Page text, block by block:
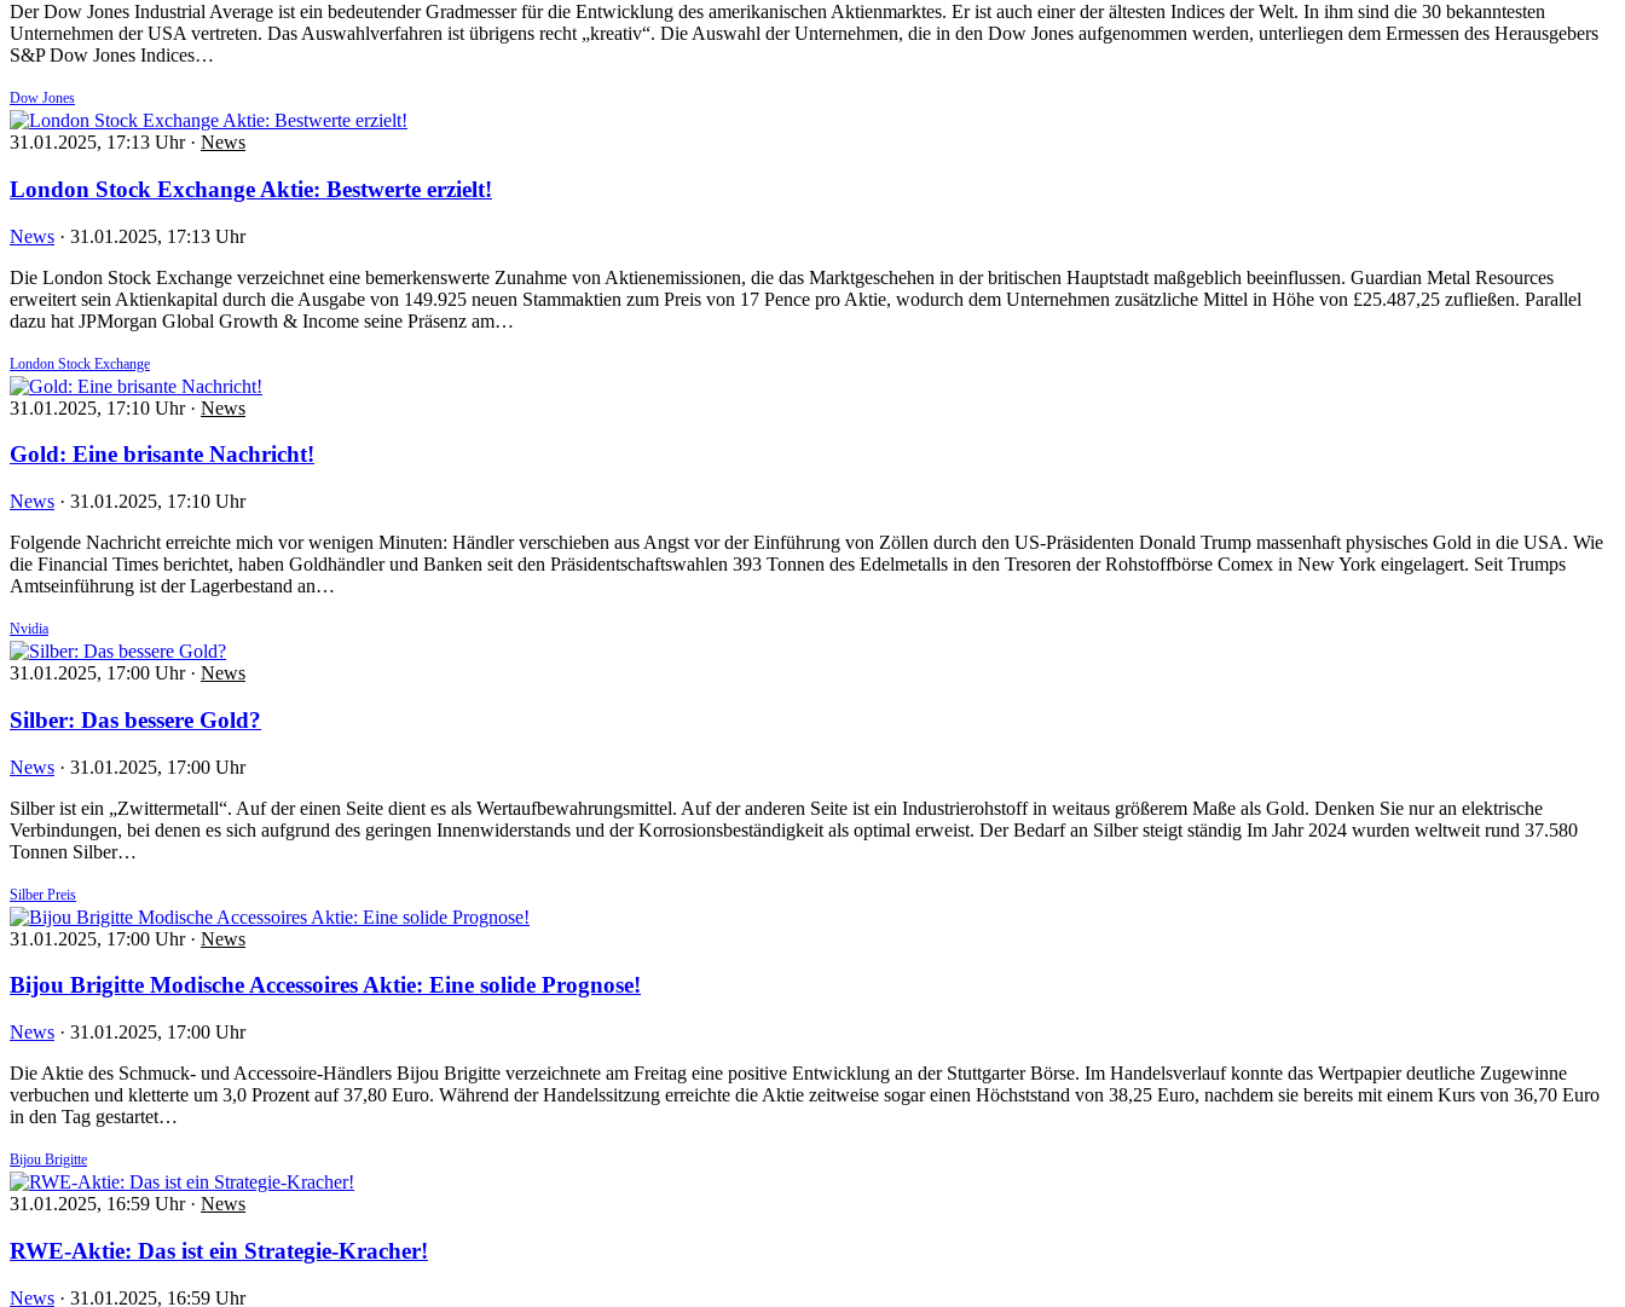
Der Dow Jones Industrial Average ist ein bedeutender Gradmesser für die Entwicklung des amerikanischen Aktienmarktes. Er ist auch einer der ältesten Indices der Welt. In ihm sind die 30 bekanntesten
Unternehmen der USA vertreten. Das Auswahlverfahren ist übrigens recht „kreativ“. Die Auswahl der Unternehmen, die in den Dow Jones aufgenommen werden, unterliegen dem Ermessen des Herausgebers
S&P Dow Jones Indices…
Dow Jones
31.01.2025, 17:13 Uhr · News
London Stock Exchange Aktie: Bestwerte erzielt!
News · 31.01.2025, 17:13 Uhr
Die London Stock Exchange verzeichnet eine bemerkenswerte Zunahme von Aktienemissionen, die das Marktgeschehen in der britischen Hauptstadt maßgeblich beeinflussen. Guardian Metal Resources
erweitert sein Aktienkapital durch die Ausgabe von 149.925 neuen Stammaktien zum Preis von 17 Pence pro Aktie, wodurch dem Unternehmen zusätzliche Mittel in Höhe von £25.487,25 zufließen. Parallel
dazu hat JPMorgan Global Growth & Income seine Präsenz am…
London Stock Exchange
31.01.2025, 17:10 Uhr · News
Gold: Eine brisante Nachricht!
News · 31.01.2025, 17:10 Uhr
Folgende Nachricht erreichte mich vor wenigen Minuten: Händler verschieben aus Angst vor der Einführung von Zöllen durch den US-Präsidenten Donald Trump massenhaft physisches Gold in die USA. Wie
die Financial Times berichtet, haben Goldhändler und Banken seit den Präsidentschaftswahlen 393 Tonnen des Edelmetalls in den Tresoren der Rohstoffbörse Comex in New York eingelagert. Seit Trumps
Amtseinführung ist der Lagerbestand an…
Nvidia
31.01.2025, 17:00 Uhr · News
Silber: Das bessere Gold?
News · 31.01.2025, 17:00 Uhr
Silber ist ein „Zwittermetall“. Auf der einen Seite dient es als Wertaufbewahrungsmittel. Auf der anderen Seite ist ein Industrierohstoff in weitaus größerem Maße als Gold. Denken Sie nur an elektrische
Verbindungen, bei denen es sich aufgrund des geringen Innenwiderstands und der Korrosionsbeständigkeit als optimal erweist. Der Bedarf an Silber steigt ständig Im Jahr 2024 wurden weltweit rund 37.580
Tonnen Silber…
Silber Preis
31.01.2025, 17:00 Uhr · News
Bijou Brigitte Modische Accessoires Aktie: Eine solide Prognose!
News · 31.01.2025, 17:00 Uhr
Die Aktie des Schmuck- und Accessoire-Händlers Bijou Brigitte verzeichnete am Freitag eine positive Entwicklung an der Stuttgarter Börse. Im Handelsverlauf konnte das Wertpapier deutliche Zugewinne
verbuchen und kletterte um 3,0 Prozent auf 37,80 Euro. Während der Handelssitzung erreichte die Aktie zeitweise sogar einen Höchststand von 38,25 Euro, nachdem sie bereits mit einem Kurs von 36,70 Euro
in den Tag gestartet…
Bijou Brigitte
31.01.2025, 16:59 Uhr · News
RWE-Aktie: Das ist ein Strategie-Kracher!
News · 31.01.2025, 16:59 Uhr